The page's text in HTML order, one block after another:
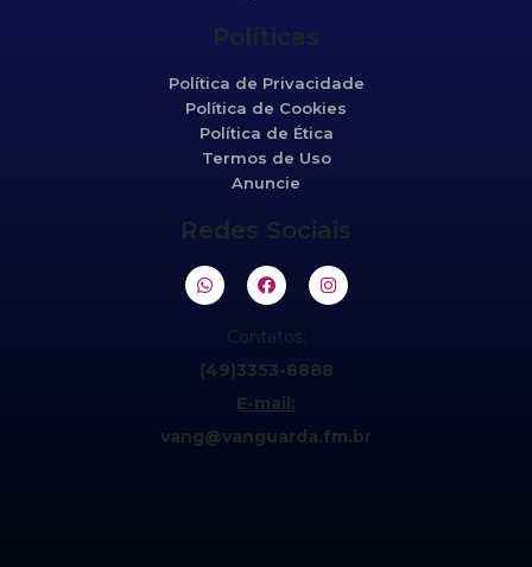
Políticas
Política de Privacidade
Política de Cookies
Política de Ética
Termos de Uso
Anuncie
Redes Sociais
Contatos:
(49)3353-8888
E-mail:
vang@vanguarda.fm.br